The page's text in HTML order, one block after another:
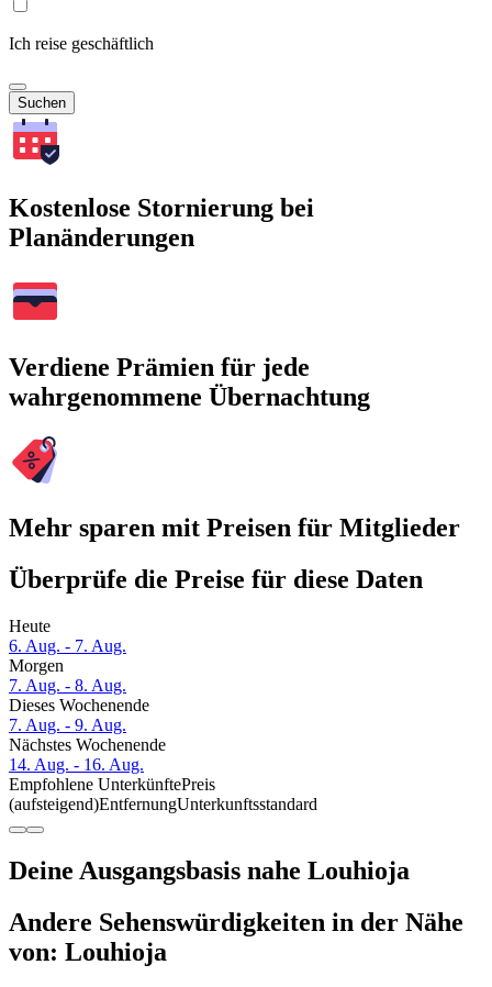
Ich reise geschäftlich
Suchen
Kostenlose Stornierung bei
Planänderungen
Verdiene Prämien für jede
wahrgenommene Übernachtung
Mehr sparen mit Preisen für Mitglieder
Überprüfe die Preise für diese Daten
Heute
6. Aug. - 7. Aug.
Morgen
7. Aug. - 8. Aug.
Dieses Wochenende
7. Aug. - 9. Aug.
Nächstes Wochenende
14. Aug. - 16. Aug.
Empfohlene UnterkünftePreis
(aufsteigend)EntfernungUnterkunftsstandard
Deine Ausgangsbasis nahe Louhioja
Andere Sehenswürdigkeiten in der Nähe
von: Louhioja